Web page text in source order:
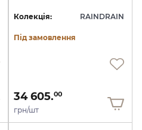
Колекція: RAINDRAIN
Під замовлення
34 605.00
грн/шт